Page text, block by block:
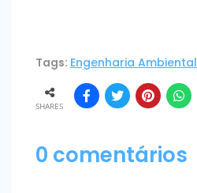
Tags: Engenharia Ambiental
SHARES
0 comentários